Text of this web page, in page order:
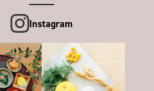
Instagram